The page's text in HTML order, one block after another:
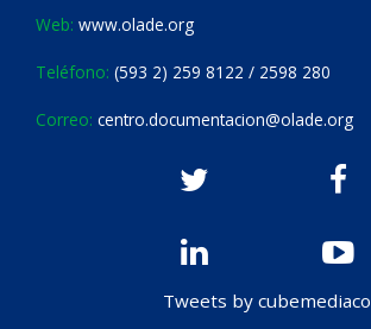
Web: www.olade.org
Teléfono: (593 2) 259 8122 / 2598 280
Correo: centro.documentacion@olade.org
Tweets by cubemediaco